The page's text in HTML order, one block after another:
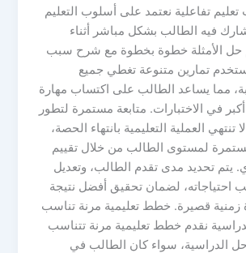
تعليم تفاعلية نعتمد على أسلوب التعليم
فيه الطالب بشكل مباشر أثناء
حل الأمثلة خطوة بخطوة مع شرح سبب
تمارين متنوعة تغطي جميع
مما يساعد الطالب على اكتساب مهارة
في الاختبارات. متابعة مستمرة لتطور
العملية التعليمية بانتهاء الحصة،
لمستوى الطالب من خلال تقييم
يتم تحديد مدى تقدم الطالب، وتعديل
لضمان تحقيق أفضل نتيجة
زمنية قصيرة. خطط تعليمية مرنة تناسب
نقدم خطط تعليمية مرنة تتناسب
الدراسية، سواء كان الطالب في